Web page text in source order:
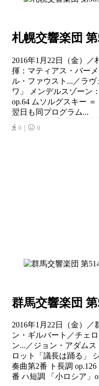
札幌交響楽団
2016年1月22日（金）
揮：マティアス・バー
ル・ファウスト...／ラ
ワ」 メンデルスゾーン
op.64 ムソルグスキー
翌日も同プログラム...
0｜ 0
群馬交響楽団
2016年1月22日（金）
ン・ギルバート／チェ
ン...／ジョン・アダム
ロット「議長は踊る」
奏曲第2番 ト長調
番 ハ短調 「小ロシア」